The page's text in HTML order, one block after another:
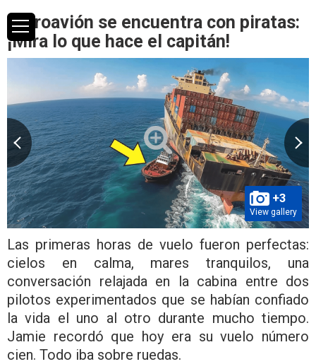
Hidroavión se encuentra con piratas:
¡Mira lo que hace el capitán!
+3
View gallery
Las primeras horas de vuelo fueron perfectas:
cielos en calma, mares tranquilos, una
conversación relajada en la cabina entre dos
pilotos experimentados que se habían confiado
la vida el uno al otro durante mucho tiempo.
Jamie recordó que hoy era su vuelo número
cien. Todo iba sobre ruedas.